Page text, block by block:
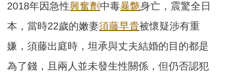
2018年因急性興奮劑 中毒暴斃身亡，震驚全日
本，當時22歲的嫩妻須藤早貴被懷疑涉有重
嫌，須藤出庭時，坦承與丈夫結婚的目的都是
為了錢，且兩人並未發生性關係，但仍否認犯